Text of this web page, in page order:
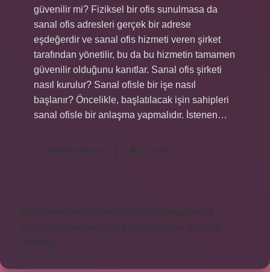
güvenilir mi? Fiziksel bir ofis sunulmasa da
sanal ofis adresleri gerçek bir adrese
eşdeğerdir ve sanal ofis hizmeti veren şirket
tarafından yönetilir, bu da bu hizmetin tamamen
güvenilir olduğunu kanıtlar. Sanal ofis şirketi
nasıl kurulur? Sanal ofisle bir işe nasıl
başlanır? Öncelikle, başlatılacak işin sahipleri
sanal ofisle bir anlaşma yapmalıdır. İstenen…
Devamını okuyun
Ofis
6 Yorum
https://www.seraforum.com
https://begu.com.tr
https://elifcicekcilik.com.tr
knight online
nttgame
Sitemap